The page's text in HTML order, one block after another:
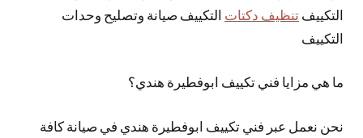
التكييف تنظيف دكتات التكييف صيانة وتصليح وحدات
التكييف
ما هي مزايا فني تكييف ابوفطيرة هندي؟
نحن نعمل عبر فني تكييف ابوفطيرة هندي في صيانة كافة